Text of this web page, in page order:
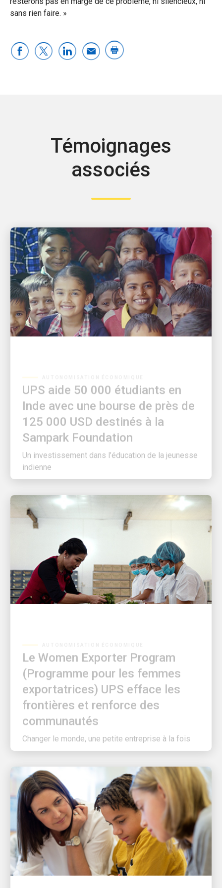
sans rien faire. »
Témoignages
associés
Inde avec une bourse de près de
125 000 USD destinés à la
Sampark Foundation
Un investissement dans l’éducation de la jeunesse
indienne
(Programme pour les femmes
exportatrices) UPS efface les
frontières et renforce des
communautés
Changer le monde, une petite entreprise à la fois